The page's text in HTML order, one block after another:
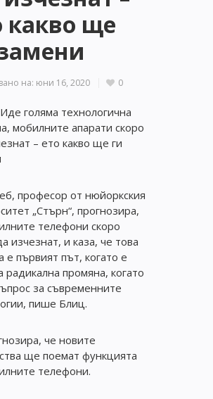
какво ще
на: юни 16, 2020 0
голяма технологична
мобилните апарати скоро
– ето какво ще ги
професор от нюйоркския
„Стърн“, прогнозира,
телефони скоро
изчезнат, и каза, че това
е първият път, когато е
радикална промяна, когато
за съвременните
пише Блиц.
че новите
ще поемат функцията
телефони.